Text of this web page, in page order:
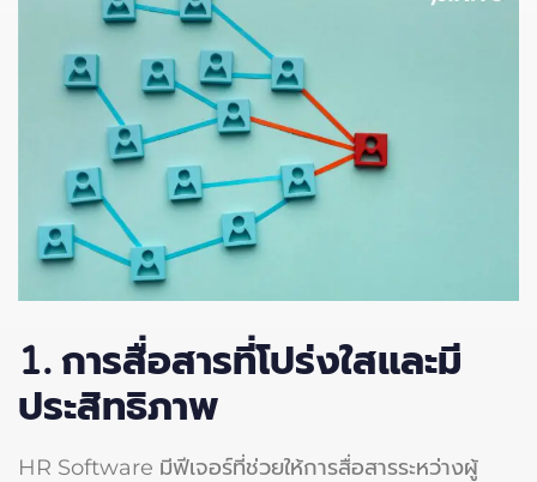
1. การสื่อสารที่โปร่งใสและมี
ประสิทธิภาพ
HR Software มีฟีเจอร์ที่ช่วยให้การสื่อสารระหว่างผู้